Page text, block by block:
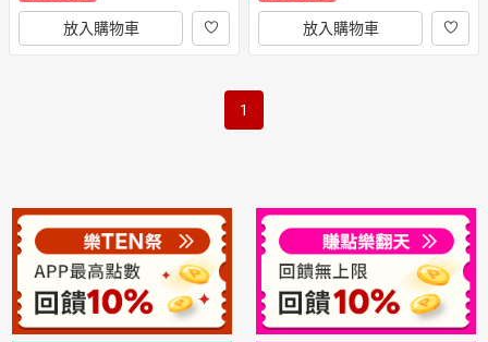
放入購物車 放入購物車
1